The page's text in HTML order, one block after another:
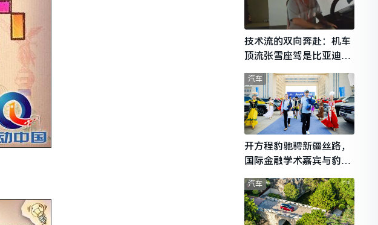
技术流的双向奔赴：机车
顶流张雪座驾是比亚迪秦
L
开方程豹驰骋新疆丝路，
国际金融学术嘉宾与豹友
共赴山海热爱
汽车
汽车